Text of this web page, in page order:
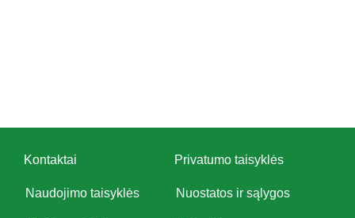
Kontaktai Privatumo taisyklės
Naudojimo taisyklės Nuostatos ir sąlygos